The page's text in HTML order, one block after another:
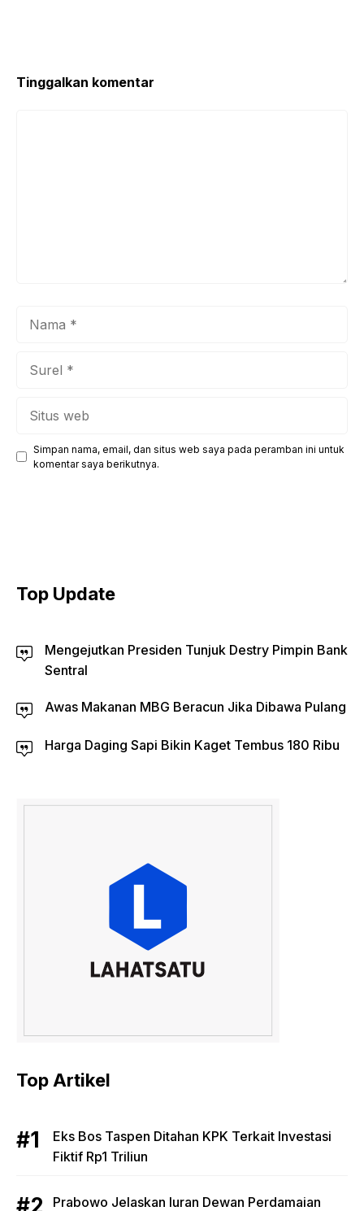
Tinggalkan komentar
Simpan nama, email, dan situs web saya pada peramban ini untuk
komentar saya berikutnya.
Top Update
Mengejutkan Presiden Tunjuk Destry Pimpin Bank
Sentral
Awas Makanan MBG Beracun Jika Dibawa Pulang
Harga Daging Sapi Bikin Kaget Tembus 180 Ribu
Top Artikel
Eks Bos Taspen Ditahan KPK Terkait Investasi
Fiktif Rp1 Triliun
Prabowo Jelaskan Iuran Dewan Perdamaian